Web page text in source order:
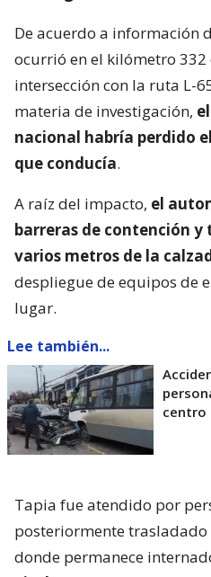
De acuerdo a información
ocurrió en el kilómetro 332
intersección con la ruta L-
materia de investigación,
nacional habría perdido
que conducía.
A raíz del impacto, el
barreras de contención
varios metros de la
despliegue de equipos de
lugar.
Lee también...
centro
Tapia fue atendido por
posteriormente trasladado
donde permanece